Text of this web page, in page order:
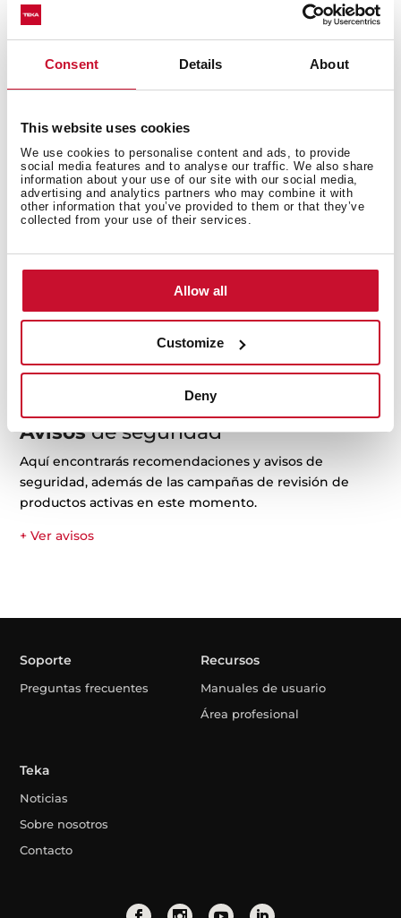
Consent Details About
This website uses cookies
We use cookies to personalise content and ads, to provide
social media features and to analyse our traffic. We also share
information about your use of our site with our social media,
advertising and analytics partners who may combine it with
other information that you’ve provided to them or that they’ve
collected from your use of their services.
Allow all
Customize
Deny
De lunes a jueves de 08:00 a 17:00 y viernes
de 08:00 a 16:00
Manuales
puedes descargarlo aquí.
Por ejemplo: RLF 74960 SS ó 113430057
Avisosde seguridad
Aquí encontrarás recomendaciones y avisos de
seguridad, además de las campañas de revisión de
productos activas en este momento.
+ Ver avisos
Soporte
Preguntas frecuentes
Recursos
Manuales de usuario
Área profesional
Teka
Noticias
Sobre nosotros
Contacto